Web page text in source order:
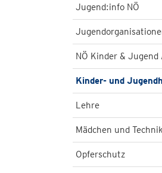
Jugend:info NÖ
NÖ Kinder &
Kinder- und
Lehre
Mädchen und Technik
Opferschutz